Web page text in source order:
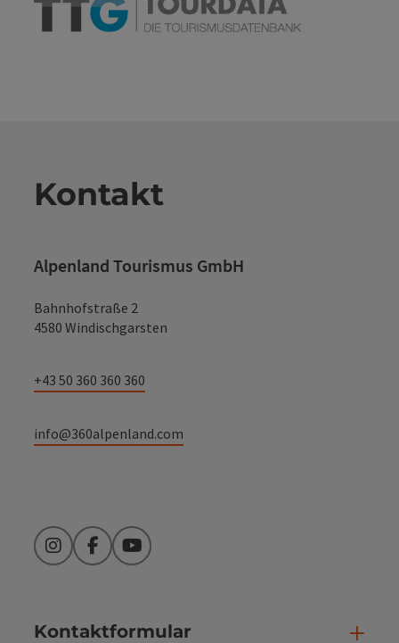
Kontakt
Alpenland Tourismus GmbH
Bahnhofstraße 2
4580 Windischgarsten
+43 50 360 360 360
info@360alpenland.com
InstagramFacebookYouTube
Kontaktformular